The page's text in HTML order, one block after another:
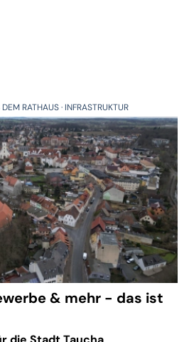
DEM RATHAUS INFRASTRUKTUR
& mehr - das ist